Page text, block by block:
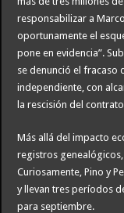
responsabilizar a
oportunamente el
pone en evidencia”.
se denunció el fracaso
independiente, con
la rescisión del
Más allá del impacto
registros
Curiosamente, Pino y
y llevan tres períodos
para septiembre.